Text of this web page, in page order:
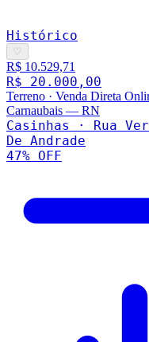
Histórico
♡
R$ 10.529,71
R$ 20.000,00
Terreno · Venda Direta
Carnaubais — RN
Casinhas · Rua
De Andrade
47% OFF